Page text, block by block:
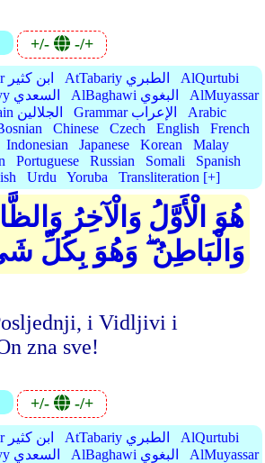
+/- -/+
IbnKathir ابن كثير AtTabariy الطبري
AlQurtubi
AsSaadiyy السعدي AlBaghawi البغوي
AlMuyassar
AlJalalain الجلالين Grammar الإعراب
Arabic
Chinese Czech English
French
Indonesian Japanese Korean
Malay
Portuguese Russian Somali
Spanish
Urdu Yoruba Transliteration [+]
هُوَ الْأَوَّلُ وَالْآخِرُ
وَالْبَاطِنُ ۖ وَهُوَ بِكُلِّ
i Vidljivi i
zna sve!
+/- -/+
IbnKathir ابن كثير AtTabariy الطبري
AlQurtubi
AsSaadiyy السعدي AlBaghawi البغوي
AlMuyassar